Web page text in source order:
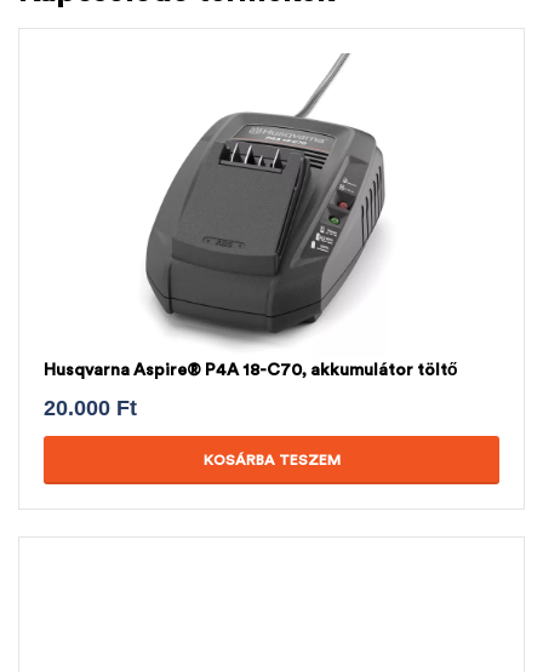
Husqvarna Aspire® P4A 18-C70, akkumulátor töltő
20.000 Ft
KOSÁRBA TESZEM